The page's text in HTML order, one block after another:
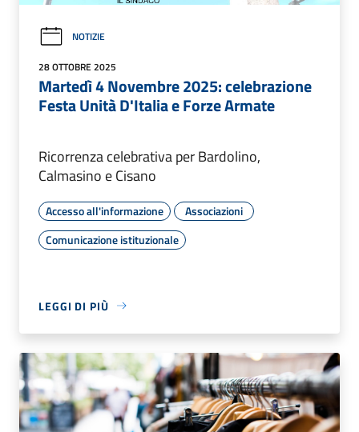
NOTIZIE
28 OTTOBRE 2025
Martedì 4 Novembre 2025: celebrazione
Festa Unità D'Italia e Forze Armate
Ricorrenza celebrativa per Bardolino,
Calmasino e Cisano
Accesso all'informazione
Associazioni
Comunicazione istituzionale
LEGGI DI PIÙ